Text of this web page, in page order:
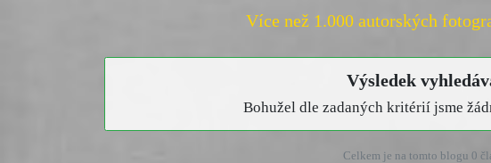
Více než 1.000 autorských
Výsledek
Bohužel dle zadaných kritérií jsme
Celkem je na tomto blogu 0